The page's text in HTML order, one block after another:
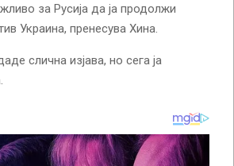
за Русија да ја продолжи
Украина, пренесува Хина.
слична изјава, но сега ја